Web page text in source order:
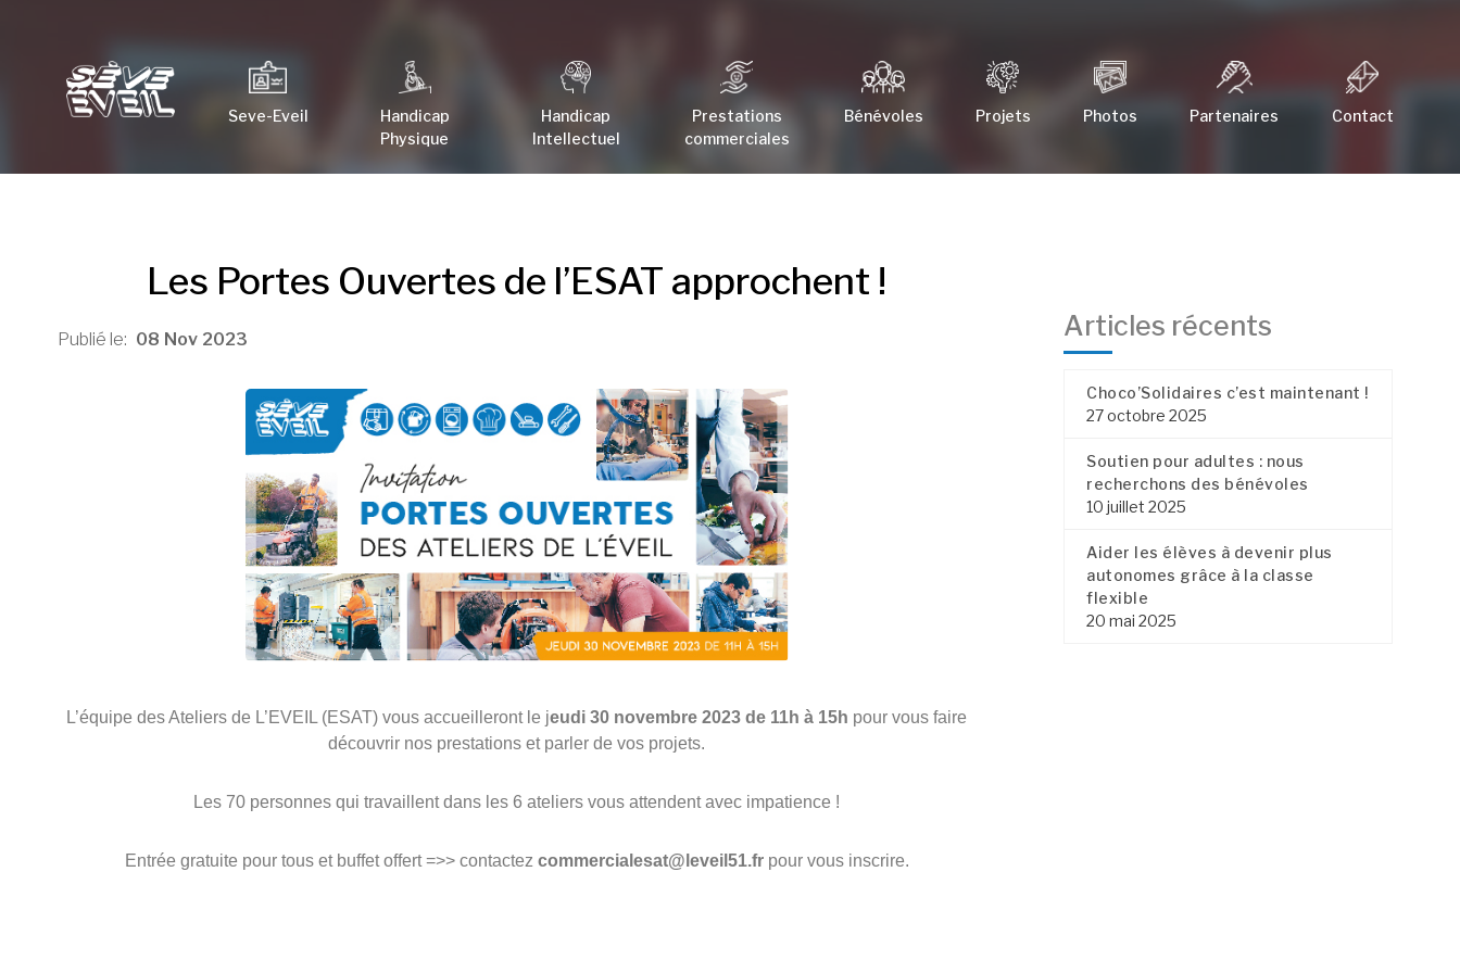
Seve-Eveil
Handicap
Physique
Handicap
Intellectuel
Prestations
commerciales
Bénévoles Projets Photos Partenaires Contact
Les Portes Ouvertes de l’ESAT approchent !
Nov
08 2023
L’équipe des Ateliers de L’EVEIL (ESAT) vous accueilleront le jeudi 30 novembre 2023 de 11h à 15h pour vous faire
découvrir nos prestations et parler de vos projets.
Les 70 personnes qui travaillent dans les 6 ateliers vous attendent avec impatience !
Entrée gratuite pour tous et buffet offert =>> contactez commercialesat@leveil51.frpour vous inscrire.
Articles récents
Choco’Solidaires c’est maintenant !
27 octobre 2025
Soutien pour adultes : nous
recherchons des bénévoles
10 juillet 2025
Aider les élèves à devenir plus
autonomes grâce à la classe
flexible
20 mai 2025